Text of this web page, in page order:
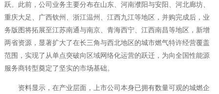
跃。此前，公司业务主要分布在山东、河南濮阳与安阳、河北廊坊、
重庆大足、广西钦州、浙江温州、江西九江等地区，并购完成后，业
务版图将拓展至江苏南通与南京、青海西宁、江西南昌等地区，新增
两省资源，显著扩大了在长三角与西北地区的城市燃气特许经营覆盖
范围，实现了从单点突破向区域网络化运营的跃迁，为向全国性能源
服务商转型奠定了坚实的市场基础。
资料显示，在产业层面，上市公司本身已拥有数量可观的城燃企